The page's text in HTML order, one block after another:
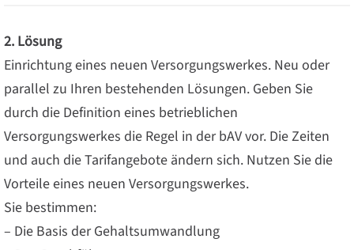
2. Lösung
Einrichtung eines neuen Versorgungswerkes. Neu oder
parallel zu Ihren bestehenden Lösungen. Geben Sie
durch die Definition eines betrieblichen
Versorgungswerkes die Regel in der bAV vor. Die Zeiten
und auch die Tarifangebote ändern sich. Nutzen Sie die
Vorteile eines neuen Versorgungswerkes.
Sie bestimmen:
– Die Basis der Gehaltsumwandlung